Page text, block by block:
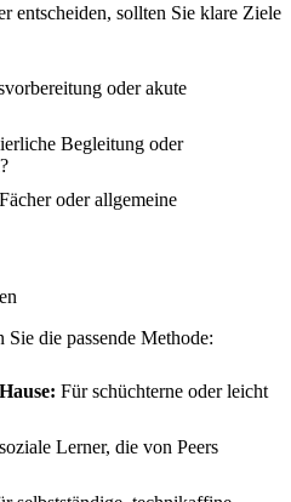
entscheiden, sollten Sie klare Ziele
oder akute
Begleitung oder
oder allgemeine
die passende Methode:
Für schüchterne oder leicht
Lerner, die von Peers